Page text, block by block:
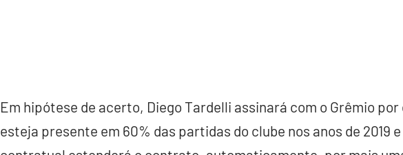
Em hipótese de acerto, Diego Tardelli assinará com o Grêmio
esteja presente em 60% das partidas do clube nos anos de 2019